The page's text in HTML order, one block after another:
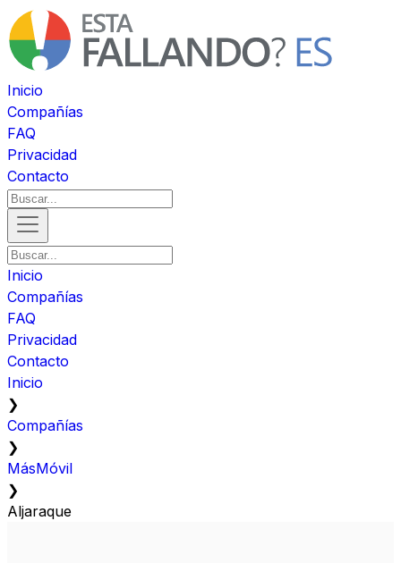
Inicio
Compañías
FAQ
Privacidad
Contacto
Inicio
Compañías
FAQ
Privacidad
Contacto
Inicio
❯
Compañías
❯
MásMóvil
❯
Aljaraque